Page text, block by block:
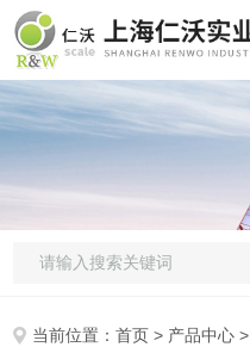
当前位置：首页 > 产品中心